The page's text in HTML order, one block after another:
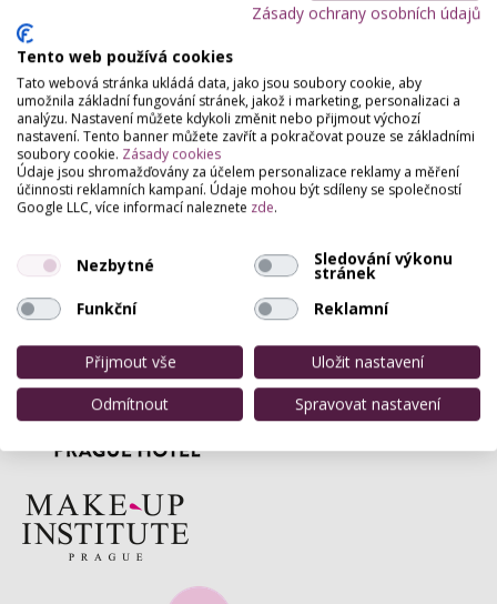
Vyhledávání
V celém systému máte možnost vyhledávat fulltextově nebo pomocí
vyhledávaího formuláře, kde zadáte město a službu nebo kategorii
salónů, který hledáte. Také můžete vyhledávatakční nabídky v okolí
Zásady ochrany osobních údajů
Tento web používá cookies
Tato webová stránka ukládá data, jako jsou soubory cookie, aby
umožnila základní fungování stránek, jakož i marketing, personalizaci a
analýzu. Nastavení můžete kdykoli změnit nebo přijmout výchozí
nastavení. Tento banner můžete zavřít a pokračovat pouze se základními
soubory cookie. Zásady cookies
Údaje jsou shromažďovány za účelem personalizace reklamy a měření
účinnosti reklamních kampaní. Údaje mohou být sdíleny se společností
Google LLC, více informací naleznete zde.
Nezbytné Sledování výkonu
stránek
Funkční
Reklamní
Přijmout vše
Uložit nastavení
Odmítnout
Spravovat nastavení